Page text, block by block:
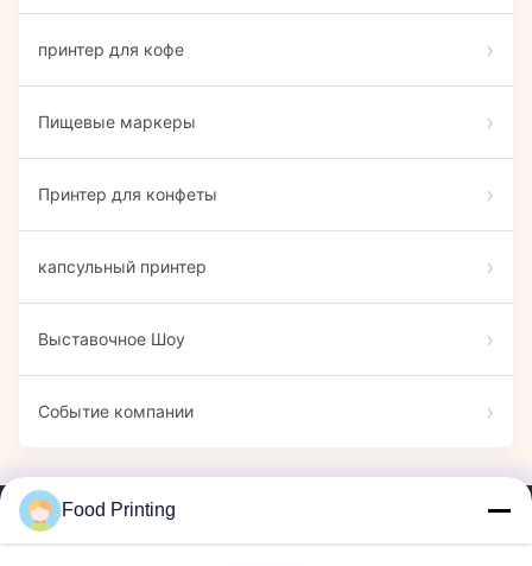
принтер для кофе
Пищевые маркеры
Принтер для конфеты
капсульный принтер
Выставочное Шоу
Событие компании
Главная страницаПродукцияРоликиО Компании
Food Printing